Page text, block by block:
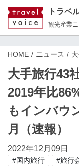
トラベ
観光産業
HOME ニュース
大手旅行43
2019年比
もインバ
月（速報）
2022年12月09日
#国内旅行 #旅行